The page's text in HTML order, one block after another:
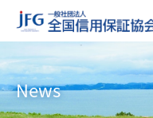
News